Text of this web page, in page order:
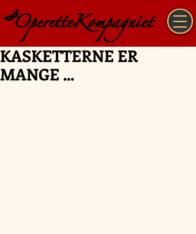
KASKETTERNE ER
MANGE ...